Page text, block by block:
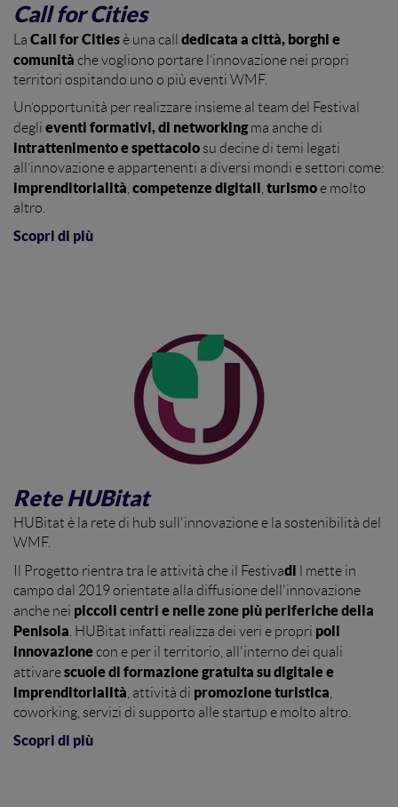
Call for Cities
La Call for Citiesè una call dedicata a città, borghi e
comunità che vogliono portare l’innovazione nei propri
territori ospitando uno o più eventi WMF.
Un’opportunità per realizzare insieme al team del Festival
degli eventi formativi, di networkingma anche di
intrattenimento e spettacolo su decine di temi legati
all’innovazione e appartenenti a diversi mondi e settori come:
imprenditorialità competenze digitali turismoe molto
altro.
Scopri di più
Rete HUBitat
HUBitat è la rete di hub sull'innovazione e la sostenibilità del
WMF.
Il Progetto rientra tra le attività che il Festivadi
l mette in
campo dal 2019 orientate alla diffusione dell'innovazione
anche nei piccoli centri e nelle zone più periferiche della
Penisola . HUBitat infatti realizza dei veri e propri poli
innovazionecon e per il territorio, all'interno dei quali
attivarescuole di formazione gratuita su digitale e
imprenditorialità , attività di promozione turistica
coworking, servizi di supporto alle startup e molto altro.
Scopri di più